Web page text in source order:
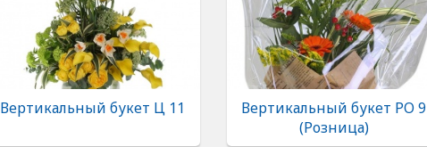
Вертикальный букет Ц 11
Вертикальный букет РО 9
(Розница)